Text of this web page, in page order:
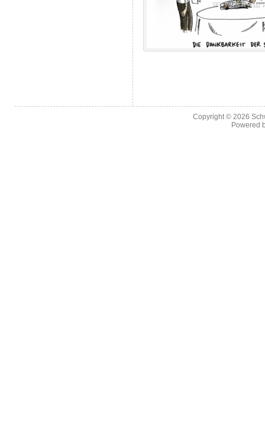
Copyright © 2026
Powered